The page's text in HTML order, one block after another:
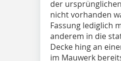
der
nicht vorhanden
Fassung lediglich
anderem in die
Decke hing an
im Mauwerk